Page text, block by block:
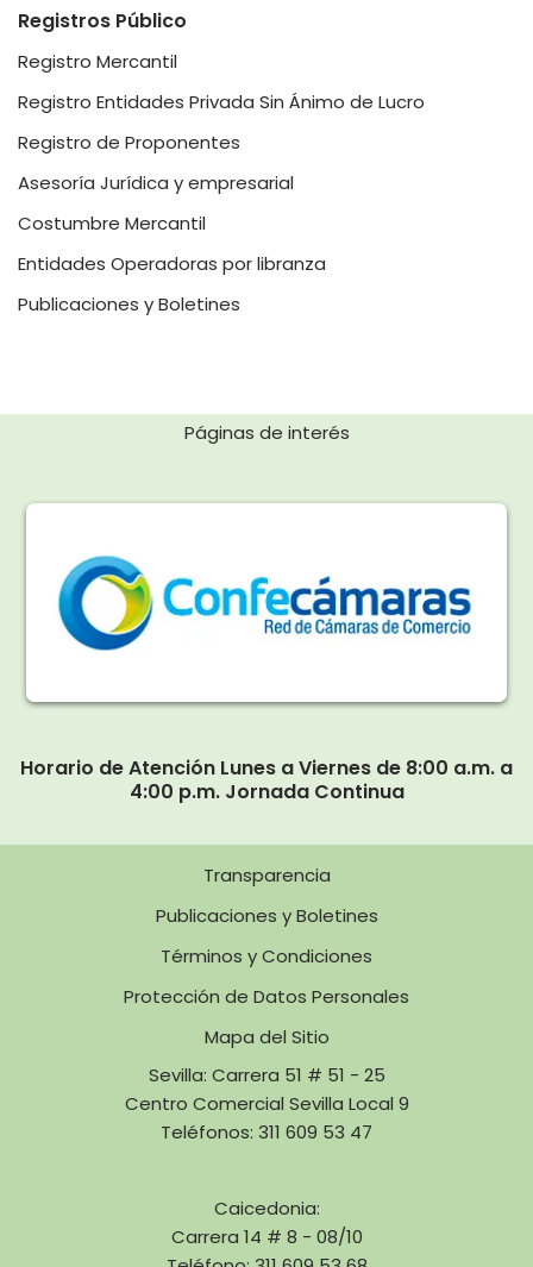
Registros Público
Registro Mercantil
Registro Entidades Privada Sin Ánimo de Lucro
Registro de Proponentes
Asesoría Jurídica y empresarial
Costumbre Mercantil
Entidades Operadoras por libranza
Publicaciones y Boletines
Páginas de interés
Horario de Atención Lunes a Viernes de 8:00 a.m. a
4:00 p.m. Jornada Continua
Transparencia
Publicaciones y Boletines
Términos y Condiciones
Protección de Datos Personales
Mapa del Sitio
Sevilla: Carrera 51 # 51 - 25
Centro Comercial Sevilla Local 9
Teléfonos: 311 609 53 47
Caicedonia:
Carrera 14 # 8 - 08/10